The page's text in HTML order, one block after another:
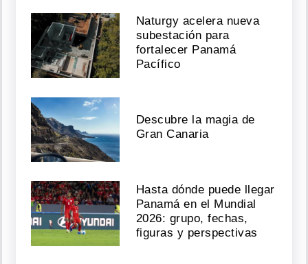
Naturgy acelera nueva
subestación para
fortalecer Panamá
Pacífico
Descubre la magia de
Gran Canaria
Hasta dónde puede llegar
Panamá en el Mundial
2026: grupo, fechas,
figuras y perspectivas